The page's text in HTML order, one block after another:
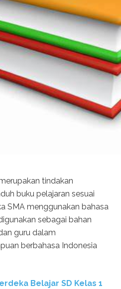
tindakan
buku pelajaran sesuai
SMA menggunakan bahasa
sebagai bahan
guru dalam
berbahasa Indonesia
Belajar SD Kelas 1